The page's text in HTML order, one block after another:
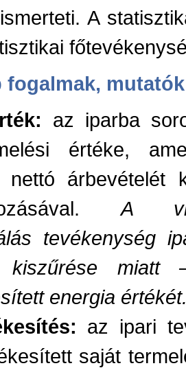
A
fogalmak, mutatók
az iparba
értéke,
nettó árbevételét
A
tevékenység
kiszűrése
energia
az ipari
saját